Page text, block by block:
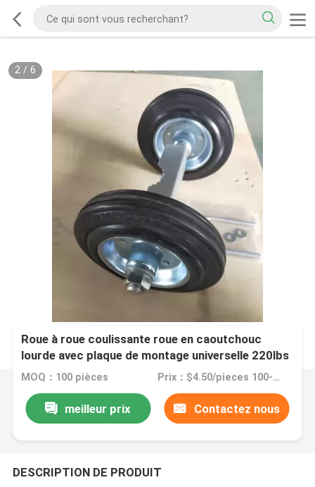
2/ 6
Roue à roue coulissante roue en caoutchouc
lourde avec plaque de montage universelle 220lbs
MOQ：100 pièces Prix：$4.50/pieces 100-999 pieces
meilleur prix Contactez nous
DESCRIPTION DE PRODUIT